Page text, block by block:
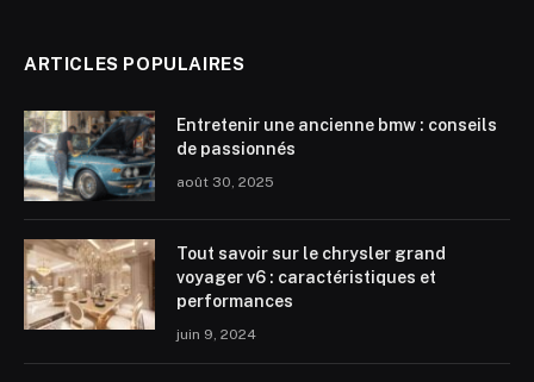
ARTICLES POPULAIRES
Entretenir une ancienne bmw : conseils
de passionnés
août 30, 2025
Tout savoir sur le chrysler grand
voyager v6 : caractéristiques et
performances
juin 9, 2024